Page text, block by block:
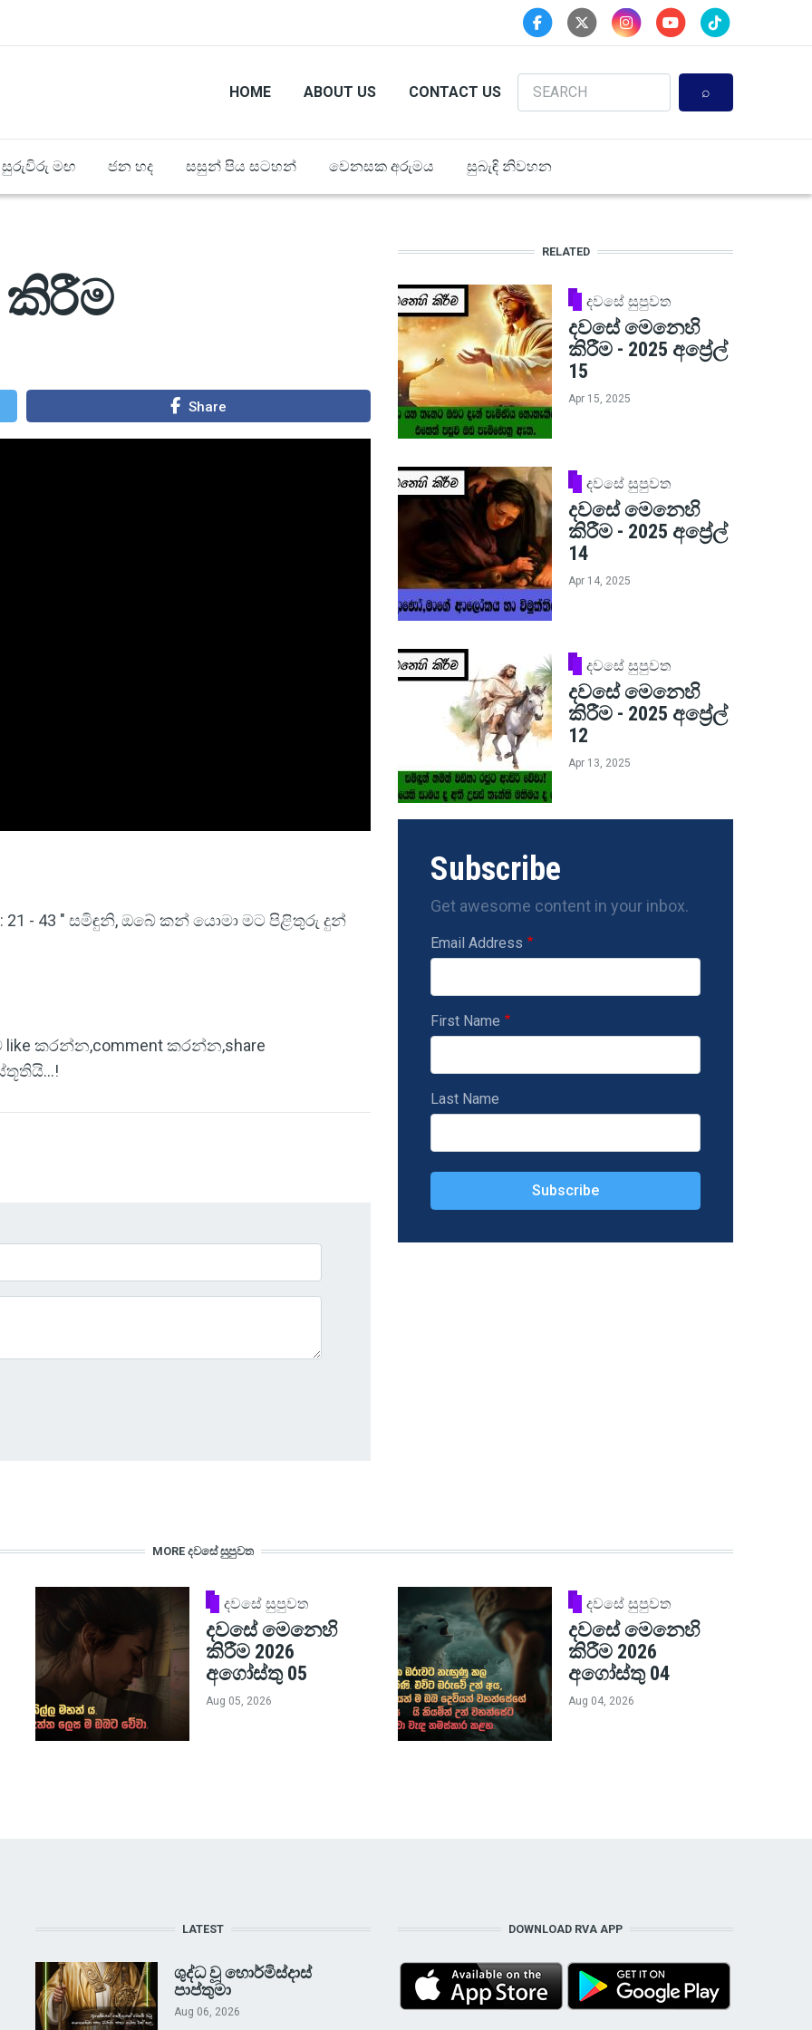
HOME ABOUT US CONTACT US
Search
සුරුවිරු මඟ ජන හද සසුන් පිය සටහන් වෙනසක අරුමය සුබැඳි නිවහන
Share
- 43 " සමිඳුනි, ඔබේ කන් යොමා මට පිළිතුරු දුන්
like කරන්න,comment කරන්න,share
RELATED
දවසේ සුපුවත
දවසේ මෙනෙහි
කිරීම - 2025 අප්‍රේල්
15
Apr 15, 2025
දවසේ සුපුවත
දවසේ මෙනෙහි
කිරීම - 2025 අප්‍රේල්
14
Apr 14, 2025
දවසේ සුපුවත
දවසේ මෙනෙහි
කිරීම - 2025 අප්‍රේල්
12
Apr 13, 2025
Subscribe
Get awesome content in your inbox.
Email Address
First Name
Last Name
MORE දවසේ සුපුවත
දවසේ සුපුවත
දවසේ මෙනෙහි
කිරීම 2026
අගෝස්තු 05
Aug 05, 2026
දවසේ සුපුවත
දවසේ මෙනෙහි
කිරීම 2026
අගෝස්තු 04
Aug 04, 2026
LATEST
ශුද්ධ වූ හොර්මිස්දාස්
පාප්තුමා
Aug 06, 2026
DOWNLOAD RVA APP